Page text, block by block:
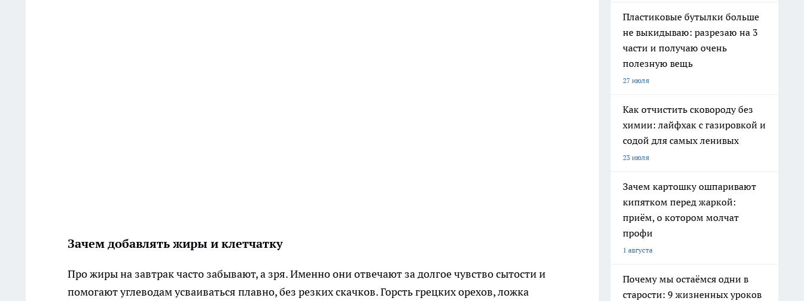
Зачем добавлять жиры и клетчатку
Про жиры на завтрак часто забывают, а зря. Именно они отвечают за долгое чувство сытости и
помогают углеводам усваиваться плавно, без резких скачков. Горсть грецких орехов, ложка
Пластиковые бутылки больше
не выкидываю: разрезаю на 3
части и получаю очень
полезную вещь
27 июля
Как отчистить сковороду без
химии: лайфхак с газировкой и
содой для самых ленивых
23 июля
Зачем картошку ошпаривают
кипятком перед жаркой:
приём, о котором молчат
профи
1 августа
Почему мы остаёмся одни в
старости: 9 жизненных уроков